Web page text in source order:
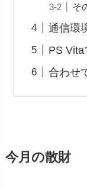
そ
通信環
PS Vita
合わせ
今月の散財